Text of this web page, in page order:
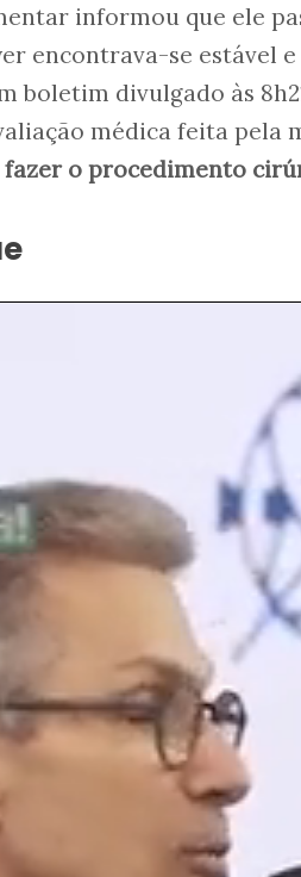
informou que ele
encontrava-se estável
boletim divulgado às
médica feita pela
fazer o procedimento